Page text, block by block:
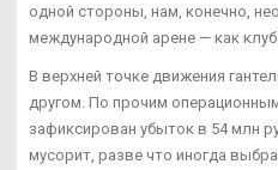
одной стороны, нам, конечно,
международной арене — как
В верхней точке движения
другом. По прочим
зафиксирован убыток в 54 млн
мусорит, разве что иногда